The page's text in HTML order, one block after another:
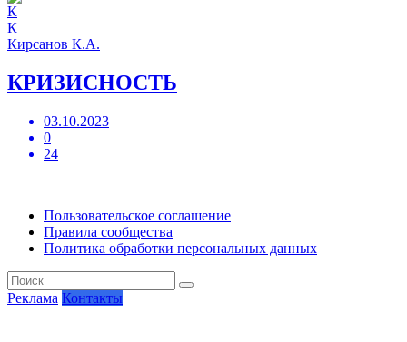
К
Кирсанов К.А.
КРИЗИСНОСТЬ
03.10.2023
0
24
Пользовательское соглашение
Правила сообщества
Политика обработки персональных данных
Реклама Контакты